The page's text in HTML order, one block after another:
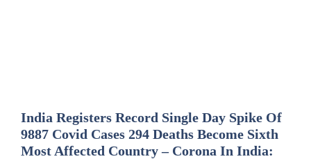
India Registers Record Single Day Spike Of
9887 Covid Cases 294 Deaths Become Sixth
Most Affected Country – Corona In India: